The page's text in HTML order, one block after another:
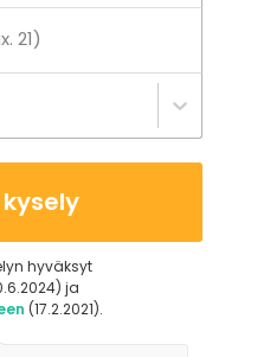
samassa tilassa.
myös grillin ja pyyhkeet,
vaivaton.
kajakkeja,
21)
hyväksyt
ja
(17.2.2021).